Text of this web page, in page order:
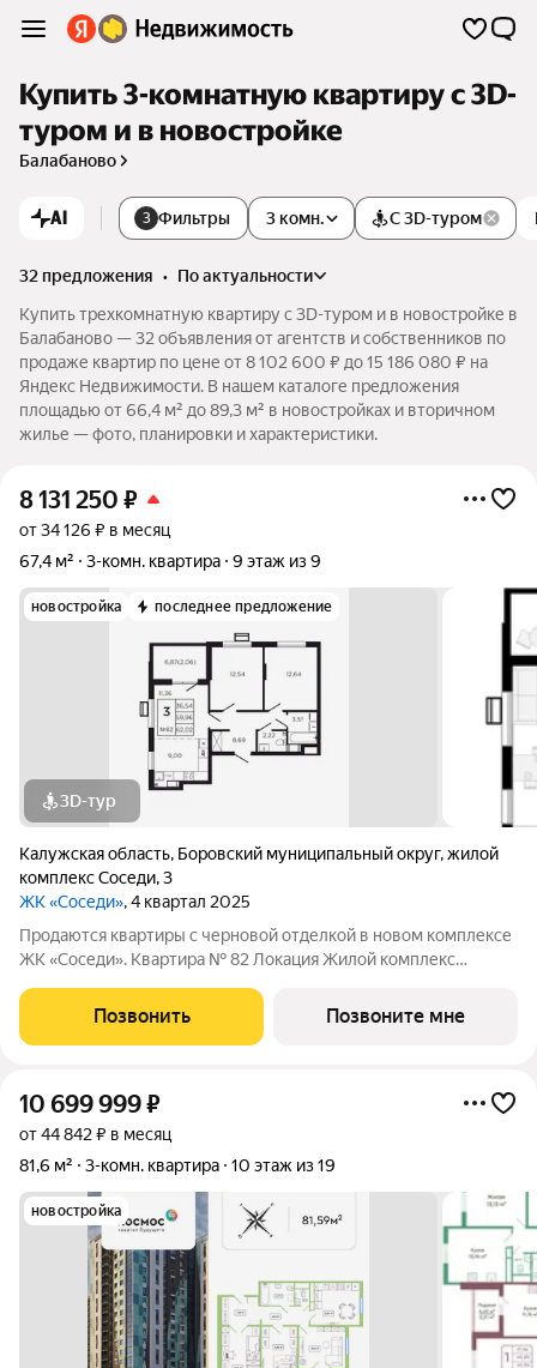
Купить 3-комнатную квартиру c 3D-
туром и в новостройке
Балабаново
AI 3 Фильтры 3 комн. С 3D-туром
32 предложения •
по актуальности
Купить трехкомнатную квартиру c 3D-туром и в новостройке в
Балабаново — 32 объявления от агентств и собственников по
продаже квартир по цене от 8 102 600 ₽ до 15 186 080 ₽ на
Яндекс Недвижимости. В нашем каталоге предложения
площадью от 66,4 м² до 89,3 м² в новостройках и вторичном
жилье — фото, планировки и характеристики.
8 131 250 ₽
от 34 126 ₽ в месяц
67,4 м²
3-комн. квартира 9 этаж из 9
новостройка последнее предложение
3D-тур
Калужская область, Боровский муниципальный округ,жилой
комплекс Соседи,3
ЖК «Соседи», 4 квартал 2025
Продаются квартиры с черновой отделкой в новом комплексе
ЖК «Соседи». Квартира № 82 Локация Жилой комплекс
Балабаново. Район активно развивается: по соседству
находятся сетевые продуктовые магазины,
Позвонить Позвоните мне
10 699 999₽
от 44 842 ₽ в месяц
81,6 м²
3-комн. квартира 10 этаж из 19
новостройка